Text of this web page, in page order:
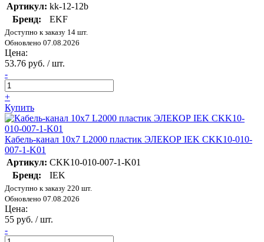
Артикул: kk-12-12b
Бренд:
EKF
Доступно к заказу 14 шт.
Обновлено 07.08.2026
Цена:
53.76 руб. / шт.
-
+
Купить
Кабель-канал 10х7 L2000 пластик ЭЛЕКОР IEK CKK10-010-
007-1-K01
Артикул: CKK10-010-007-1-K01
Бренд:
IEK
Доступно к заказу 220 шт.
Обновлено 07.08.2026
Цена:
55 руб. / шт.
-